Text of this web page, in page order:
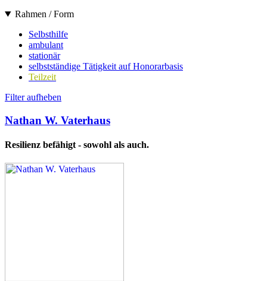
Rahmen / Form
Selbsthilfe
ambulant
stationär
selbstständige Tätigkeit auf Honorarbasis
Teilzeit
Filter aufheben
Nathan W. Vaterhaus
Resilienz befähigt - sowohl als auch.